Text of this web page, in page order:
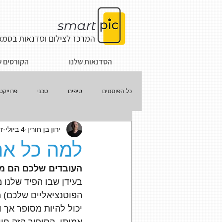
המרכז לצילום וסדנאות
הקורסים הסדנאות שלנו
כל הפוסטים טיפים טכני
למה כל
ירון בן חורין 4 ביולי
העובדים שלכם הם
בעידן שבו הפיד
הפוטנציאליים
יכול להיות מסופר אך